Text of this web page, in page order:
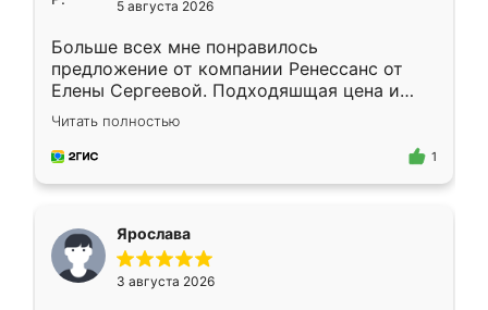
5 августа 2026
Больше всех мне понравилось
предложение от компании Ренессанс от
Елены Сергеевой. Подходяшщая цена и
короткие сроки изготовления. Приехавший
для замера сотрудник Владислав
предложил по моему эскизу самый
Читать полностью
1
Ярослава
3 августа 2026